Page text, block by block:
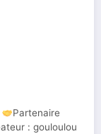
Partenaire
: gouloulou